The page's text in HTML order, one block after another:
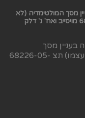
מסך המולטימדיה (לא
מגיב למגע או פועל מעצמו) תצ 68226-05-22 מויסייב ואח' נ' דלק
בעניין מסך
המולטימדיה (לא מגיב למגע או פועל מעצמו) תצ 68226-05-